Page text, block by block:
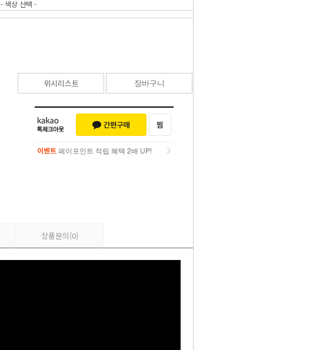
- 색상 선택 -
위시리스트 장바구니
이벤트페이포인트 적립 혜택 2배 UP!
상품문의(0)